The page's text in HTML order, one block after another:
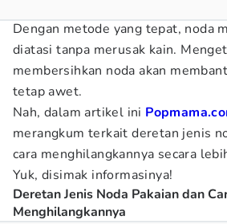
Dengan metode yang tepat, noda
diatasi tanpa merusak kain.
membersihkan noda akan
tetap awet.
Nah, dalam artikel ini
merangkum terkait deretan jenis
cara menghilangkannya secara
Yuk, disimak informasinya!
Deretan Jenis Noda Pakaian dan
Menghilangkannya